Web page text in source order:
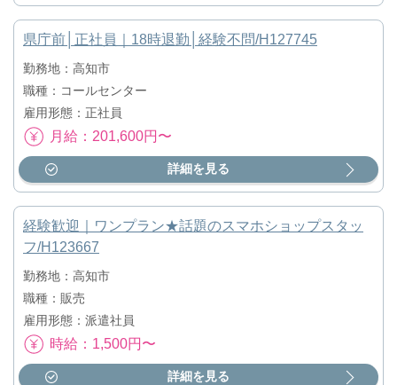
県庁前│正社員｜18時退勤│経験不問/H127745
勤務地：高知市
職種：コールセンター
雇用形態：正社員
月給：201,600円〜
詳細を見る
経験歓迎｜ワンプラン★話題のスマホショップスタッ
フ/H123667
勤務地：高知市
職種：販売
雇用形態：派遣社員
時給：1,500円〜
詳細を見る